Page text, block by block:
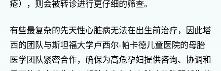
疮），则会被转诊进行更仔细的筛查。
有些最复杂的先天性心脏病无法在出生前治疗，因此塔
西的团队与斯坦福大学卢西尔·帕卡德儿童医院的母胎
医学团队紧密合作，确保为高危孕妇提供咨询、协调和